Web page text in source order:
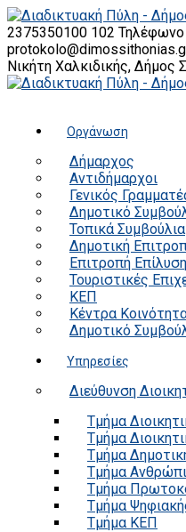
2375350100 102 Τηλέφωνο
Νικήτη Χαλκιδικής, Δήμος
Οργάνωση
Δήμαρχος
Αντιδήμαρχοι
Γενικός
Δημοτικό
Τοπικά Συμβούλια
Δημοτική
Επιτροπή
Τουριστικές
ΚΕΠ
Κέντρα
Δημοτικό
Υπηρεσίες
Διεύθυνση
Τμήμα
Τμήμα
Τμήμα
Τμήμα
Τμήμα
Τμήμα
Τμήμα ΚΕΠ